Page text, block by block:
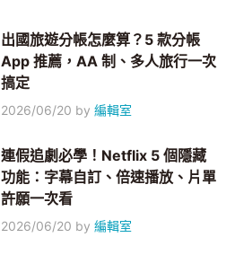
出國旅遊分帳怎麼算？5 款分帳
App 推薦，AA 制、多人旅行一次
搞定
2026/06/20 by編輯室
連假追劇必學！Netflix 5 個隱藏
功能：字幕自訂、倍速播放、片單
許願一次看
2026/06/20 by編輯室